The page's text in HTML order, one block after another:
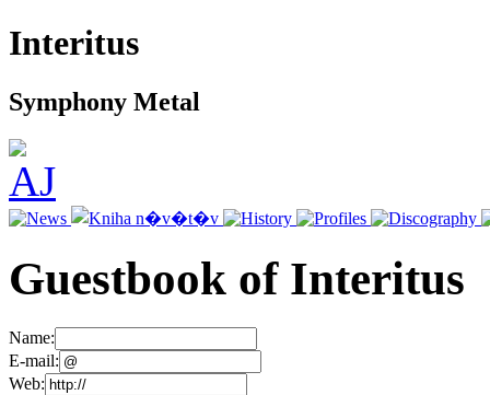
Interitus
Symphony Metal
Guestbook of Interitus
Name:
E-mail:
Web: